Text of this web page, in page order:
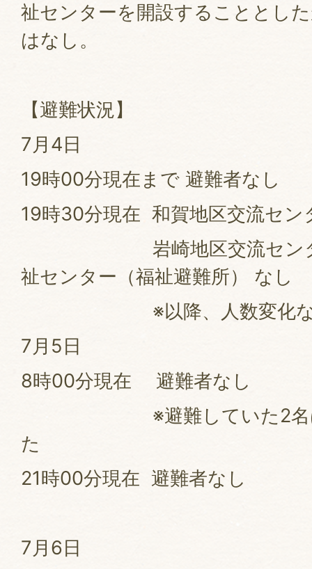
祉センターを開設することとし
はなし。
【避難状況】
7月4日
19時00分現在まで 避難者なし
19時30分現在 和賀地区交流セ
岩崎地区交流センター
祉センター（福祉避難所） なし
※以降、人数変化な
7月5日
8時00分現在 避難者なし
※避難していた2名は、
た
21時00分現在 避難者なし
7月6日